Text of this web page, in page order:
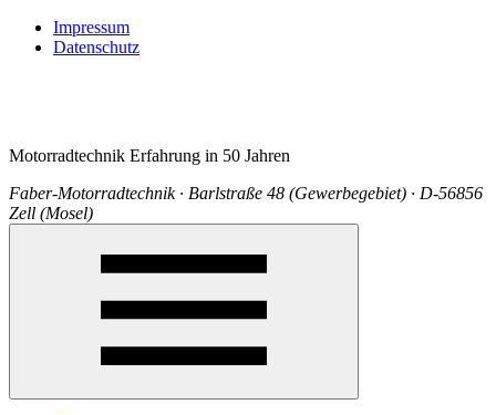
Impressum
Datenschutz
Motorradtechnik Erfahrung in 50 Jahren
Faber-Motorradtechnik · Barlstraße 48 (Gewerbegebiet) · D-56856
Zell (Mosel)